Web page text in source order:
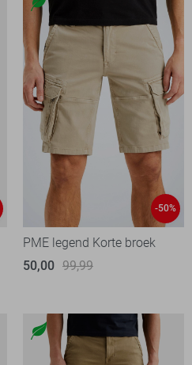
-50%
PME legend Korte broek
50,00 99,99